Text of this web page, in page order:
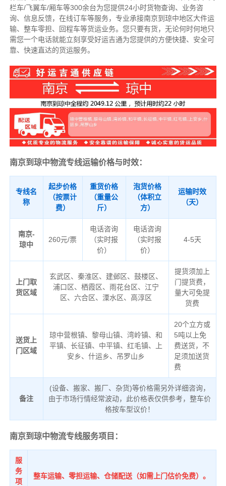
栏车/飞翼车/厢车等300余台为您提供24小时货物查询、业务咨
询、信息反馈，在线订车等服务， 专业承接南京到琼中地区大件运
输、整车零担、回程车等货运业务。 您只要有货，无论何时何地只
需您一个电话就能立刻享受好运吉通为您提供的方便快捷、安全可
靠、快速直达的货运服务。
南京到琼中物流专线运输价格与时效：
专线名
称
起步价格
（按票计
费）
重货价格
（重量公
斤）
泡货价格
（体积立
方）
运输时效
（天）
南京-
琼中
260元/票
电话咨询
（实时报
价）
电话咨询
（实时报
价）
4-5天
上门取
货区域
玄武区、秦淮区、建邺区、鼓楼区、
浦口区、栖霞区、雨花台区、江宁
区、六合区、溧水区、高淳区
提货须加上
门提货费，
量大可免提
货费
送货上
门区域
琼中营根镇、黎母山镇、湾岭镇、和
平镇、长征镇、中平镇、红毛镇、上
安乡、什运乡、吊罗山乡
20个立方或
5吨以上免
费送货，不
足须加送货
费
备注
(设备、搬家、搬厂、杂货)等价格需另外详细咨询，
由于市场行情经常波动，此价格表仅供参考，整车价
格按车型议价！
南京到琼中物流专线服务项目：
服
务
项
整车运输、零担运输、仓储配送（如需上门估价免费）。